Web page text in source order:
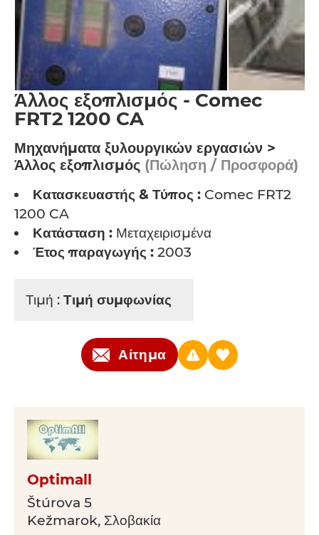
Άλλος εξοπλισμός - Comec
FRT2 1200 CA
Μηχανήματα ξυλουργικών εργασιών >
Άλλος εξοπλισμός (Πώληση / Προσφορά)
Κατασκευαστής & Τύπος : Comec FRT2
1200 CA
Κατάσταση : Μεταχειρισμένα
Έτος παραγωγής : 2003
Τιμή : Τιμή συμφωνίας
Αίτημα
Optimall
Štúrova 5
Kežmarok, Σλοβακία